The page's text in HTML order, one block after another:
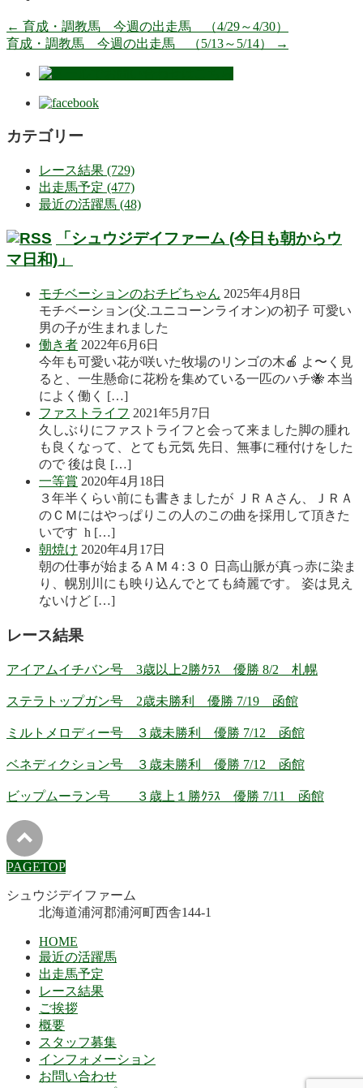
← 育成・調教馬 今週の出走馬 （4/29～4/30）
育成・調教馬 今週の出走馬 （5/13～5/14）
→
カテゴリー
レース結果 (729)
出走馬予定 (477)
最近の活躍馬 (48)
「シュウジデイファーム (今日も朝からウ
マ日和)」
モチベーションのおチビちゃん 2025年4月8日
モチベーション(父.ユニコーンライオン)の初子 可愛い
男の子が生まれました
働き者 2022年6月6日
今年も可愛い花が咲いた牧場のリンゴの木🍎 よ〜く見
ると、一生懸命に花粉を集めている一匹のハチ🐝 本当
によく働く […]
ファストライフ 2021年5月7日
久しぶりにファストライフと会って来ました脚の腫れ
も良くなって、とても元気 先日、無事に種付けをした
ので 後は良 […]
一等賞 2020年4月18日
３年半くらい前にも書きましたが ＪＲＡさん、ＪＲＡ
のＣＭにはやっぱりこの人のこの曲を採用して頂きた
いです h […]
朝焼け 2020年4月17日
朝の仕事が始まるＡＭ４:３０ 日高山脈が真っ赤に染ま
り、幌別川にも映り込んでとても綺麗です。 姿は見え
ないけど […]
レース結果
アイアムイチバン号 3歳以上2勝ｸﾗｽ 優勝 8/2 札幌
ステラトップガン号 2歳未勝利 優勝 7/19 函館
ミルトメロディー号 ３歳未勝利 優勝 7/12 函館
ベネディクション号 ３歳未勝利 優勝 7/12 函館
ビップムーラン号 ３歳上１勝ｸﾗｽ 優勝 7/11 函館
PAGETOP
シュウジデイファーム
北海道浦河郡浦河町西舎144-1
HOME
最近の活躍馬
出走馬予定
レース結果
ご挨拶
概要
スタッフ募集
インフォメーション
お問い合わせ